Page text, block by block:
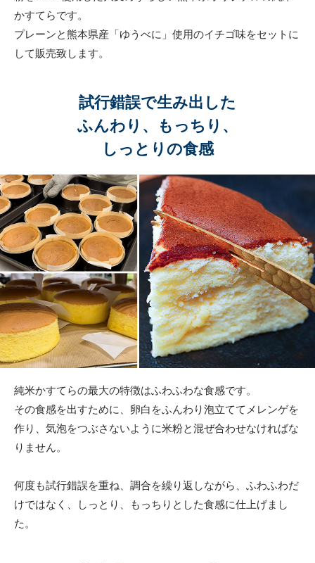
かすてらです。
プレーンと熊本県産「ゆうべに」使用のイチゴ味をセットに
して販売致します。
試行錯誤で生み出した
ふんわり、もっちり、
しっとりの食感
純米かすてらの最大の特徴はふわふわな食感です。
その食感を出すために、卵白をふんわり泡立ててメレンゲを
作り、気泡をつぶさないように米粉と混ぜ合わせなければな
りません。
何度も試行錯誤を重ね、調合を繰り返しながら、ふわふわだ
けではなく、しっとり、もっちりとした食感に仕上げまし
た。